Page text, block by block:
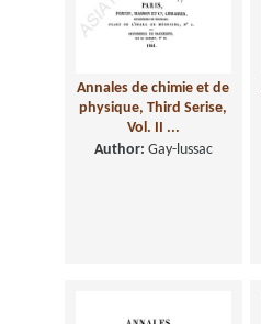
Annales de chimie et de
physique, Third Serise,
Vol. II ...
Author: Gay-lussac